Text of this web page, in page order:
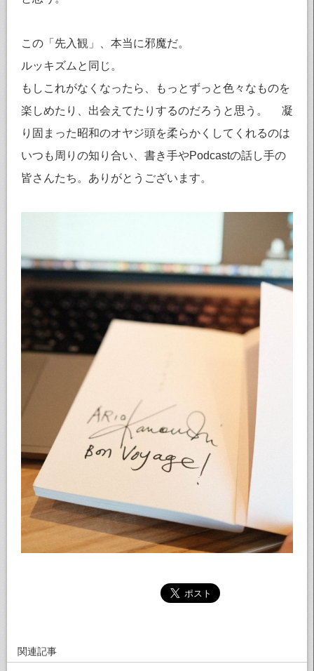
この「先入観」、本当に邪魔だ。
ルッキズムと同じ。
もしこれがなくなったら、もっとずっと色々なものを
楽しめたり、出会えてたりするのだろうと思う。 凝
り固まった昭和のオヤジ頭を柔らかくしてくれるのは
いつも周りの知り合い、書き手やPodcastの話し手の
皆さんたち。ありがとうございます。
関連記事